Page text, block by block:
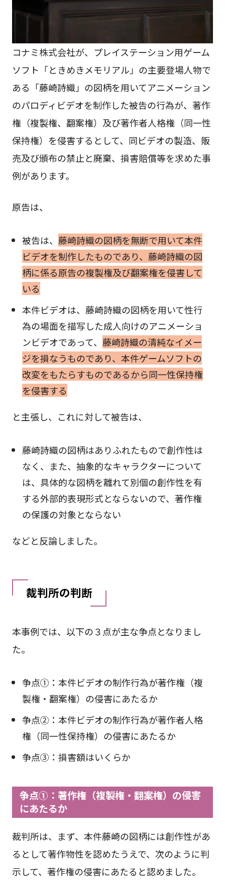
コナミ株式会社が、プレイステーション用ゲーム
ソフト「ときめきメモリアル」の主要登場人物で
ある「藤崎詩織」の図柄を用いてアニメーション
のパロディビデオを制作した被告の行為が、著作
権（複製権、翻案権）及び著作者人格権（同一性
保持権）を侵害するとして、同ビデオの製造、販
売及び頒布の禁止と廃棄、損害賠償等を求めた事
例があります。
原告は、
被告は、 藤崎詩織の図柄を無断で用いて本件
ビデオを制作したものであり、藤崎詩織の図
柄に係る原告の複製権及び翻案権を侵害して
いる
本件ビデオは、藤崎詩織の図柄を用いて性行
為の場面を描写した成人向けのアニメーショ
ンビデオであって、 藤崎詩織の清純なイメー
ジを損なうものであり、本件ゲームソフトの
改変をもたらすものであるから同一性保持権
を侵害する
と主張し、これに対して被告は、
藤崎詩織の図柄はありふれたもので創作性は
なく、また、抽象的なキャラクターについて
は、具体的な図柄を離れて別個の創作性を有
する外部的表現形式とならないので、著作権
の保護の対象とならない
などと反論しました。
裁判所の判断
本事例では、以下の３点が主な争点となりまし
た。
争点➀：本件ビデオの制作行為が著作権（複
製権・翻案権）の侵害にあたるか
争点➁：本件ビデオの制作行為が著作者人格
権（同一性保持権）の侵害にあたるか
争点③：損害額はいくらか
争点➀：著作権（複製権・翻案権）の侵害
にあたるか
裁判所は、まず、本件藤崎の図柄には創作性があ
るとして著作物性を認めたうえで、次のように判
示して、著作権の侵害にあたると認めました。